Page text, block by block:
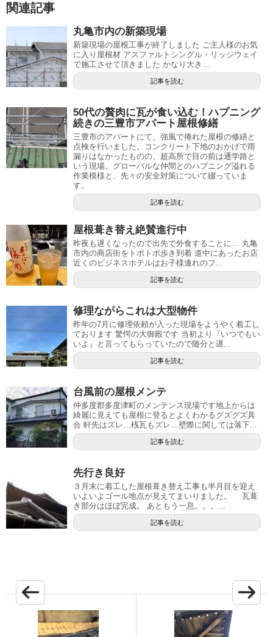
関連記事
丸亀市内の新築現場
新築現場の屋根工事が終了しました ご主人様のお気
に入り屋根材 アスファルトシングル・リッジウェイ
で施工させて頂きました かなり大き...
記事を読む
50代の贅肉に瓦が食い込む！ハプニング
続きの三豊市アパート屋根修繕
三豊市のアパートにて、強風で捲れた屋根の修繕と
点検を行いました。コンクリート下地のおかげで雨
漏りはなかったものの、超高所で目の前は通学路と
いう現場。グローバルな仲間とのハプニング溢れる
作業模様と、先々の安全対策について綴っていま
す。
記事を読む
屋根葺き替え絶賛進行中
昨夜も遅くなったので出先で外食することに… 丸亀
市内の商店街をトボトボ歩き到着 道中にあったお店
近くのビジネスホテルはお子様連れのフ...
記事を読む
修理ながらこれは大型物件
昨年の7月に修理依頼が入った現場をようやく着工し
ております 驚愕の大御殿です 当初より『いつでもい
いよ』と言ってもらっていたので随分と遅...
記事を読む
台風前の屋根メンテ
仲多度郡多度津町のメンテンス現場です地上からは
綺麗に見えても屋根に登るとよくわかるグズグズ具
合 軒先はズレ…桟瓦もズレ…壁際に関しては落下...
記事を読む
先行き良好
３月末に着工した屋根葺き替え工事も半月目を迎え
いよいよゴール地点が見えてまいりました。 瓦葺
き部分はほぼ完成。 あともう一息。。。...
記事を読む